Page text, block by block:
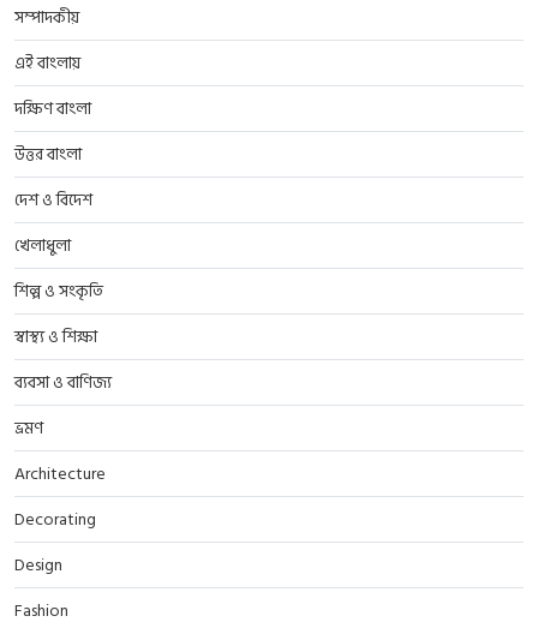
সম্পাদকীয়
এই বাংলায়
দক্ষিণ বাংলা
উত্তর বাংলা
দেশ ও বিদেশ
খেলাধুলা
শিল্প ও সংকৃতি
স্বাস্থ্য ও শিক্ষা
ব্যবসা ও বাণিজ্য
ভ্রমণ
Architecture
Decorating
Design
Fashion